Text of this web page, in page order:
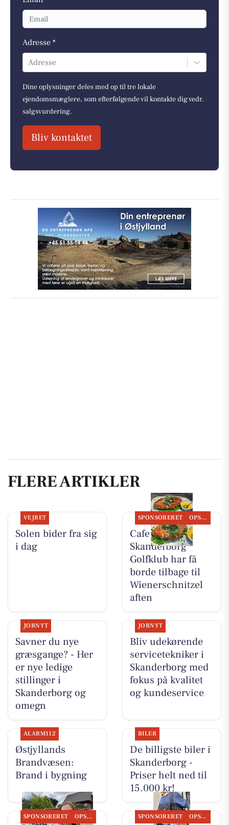
Adresse *
Adresse
Dine oplysninger deles med op til tre lokale
ejendomsmæglere, som efterfølgende vil kontakte dig vedr.
salgsvurdering.
Bliv kontaktet
FLERE ARTIKLER
VEJRET
Solen bider fra sig
i dag
SPONSORERET OPSLAGSTAVLEN
Cafe No. 19
Skanderborg
Golfklub har få
borde tilbage til
Wienerschnitzel
aften
JOBNYT
Savner du nye
græsgange? - Her
er nye ledige
stillinger i
Skanderborg og
omegn
JOBNYT
Bliv udekørende
servicetekniker i
Skanderborg med
fokus på kvalitet
og kundeservice
ALARM112
Østjyllands
Brandvæsen:
Brand i bygning
BILER
De billigste biler i
Skanderborg -
Priser helt ned til
15.000 kr!
SPONSORERET OPSLAGSTAVLEN SPONSORERET OPSLAGSTAVLEN